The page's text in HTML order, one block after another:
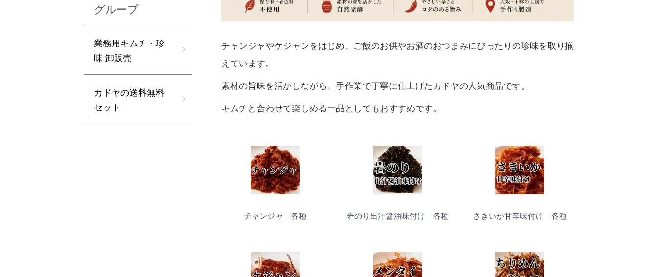
チャンジャやケジャンをはじめ、ご飯のお供やお酒のおつまみにぴったりの珍味を取り揃
えています。
素材の旨味を活かしながら、手作業で丁寧に仕上げたカドヤの人気商品です。
キムチと合わせて楽しめる一品としてもおすすめです。
カテゴリー一覧
チャンジャ 各種 岩のり出汁醤油味付け 各種 さきいか甘辛味付け 各種
グループ
業務用キムチ・珍
味 卸販売
カドヤの送料無料
セット